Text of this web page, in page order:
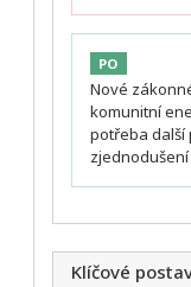
PO
Nové
komunitní
potřeba další
Klíčové